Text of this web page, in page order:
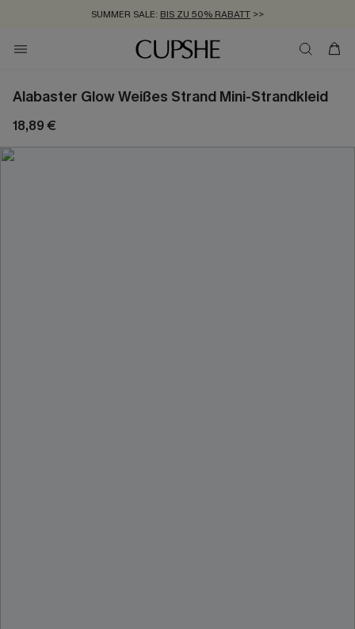
SUMMER SALE: BIS ZU 50% RABATT >>
ZUM NEWSLETTER:BIS ZU -20% EXTRA ERHALTEN
KOSTENLOSER VERSAND AB 89 €
Alabaster Glow Weißes Strand Mini-Strandkleid
18,89 €